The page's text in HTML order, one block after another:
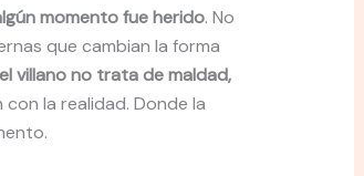
momento fue herido. No
que cambian la forma
villano no trata de maldad,
la realidad. Donde la